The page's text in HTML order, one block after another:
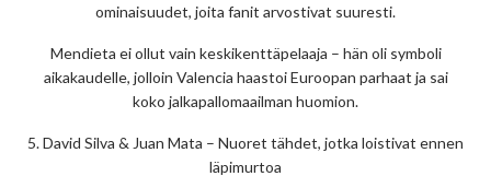
ominaisuudet, joita fanit arvostivat suuresti.
Mendieta ei ollut vain keskikenttäpelaaja – hän oli symboli
aikakaudelle, jolloin Valencia haastoi Euroopan parhaat ja sai
koko jalkapallomaailman huomion.
5. David Silva & Juan Mata – Nuoret tähdet, jotka loistivat ennen
läpimurtoa